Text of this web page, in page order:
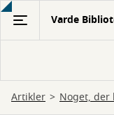
Gå
hovedindhold
Varde
Artikler Noget, der